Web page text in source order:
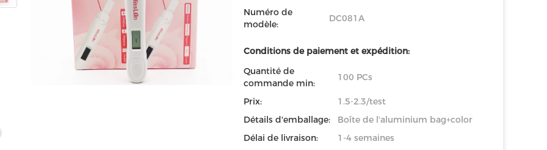
Numéro de
modèle:
DC081A
Conditions de paiement et expédition:
Quantité de
commande min:
100 PCs
Prix:
1.5-2.3/test
Détails d'emballage:
Boîte de l'aluminium bag+color
Délai de livraison:
1-4 semaines